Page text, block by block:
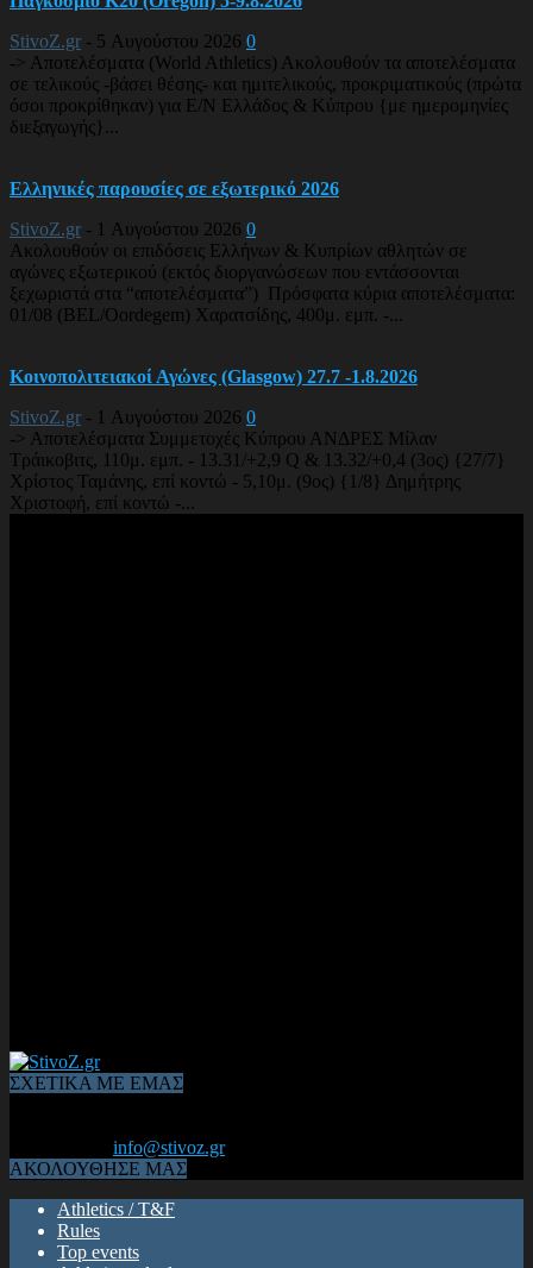
StivoZ.gr - 5 Αυγούστου 2026 0
-> Αποτελέσματα (World Athletics) Ακολουθούν τα αποτελέσματα
σε τελικούς -βάσει θέσης- και ημιτελικούς, προκριματικούς (πρώτα
όσοι προκρίθηκαν) για Ε/Ν Ελλάδος & Κύπρου {με ημερομηνίες
διεξαγωγής}...
Ελληνικές παρουσίες σε εξωτερικό 2026
StivoZ.gr - 1 Αυγούστου 2026 0
Ακολουθούν οι επιδόσεις Ελλήνων & Κυπρίων αθλητών σε
αγώνες εξωτερικού (εκτός διοργανώσεων που εντάσσονται
ξεχωριστά στα “αποτελέσματα”) Πρόσφατα κύρια αποτελέσματα:
01/08 (BEL/Oordegem) Χαρατσίδης, 400μ. εμπ. -...
Κοινοπολιτειακοί Αγώνες (Glasgow) 27.7 -1.8.2026
StivoZ.gr - 1 Αυγούστου 2026 0
-> Αποτελέσματα Συμμετοχές Κύπρου ΑΝΔΡΕΣ Μίλαν
Τράικοβιτς, 110μ. εμπ. - 13.31/+2,9 Q & 13.32/+0,4 (3ος) {27/7}
Χρίστος Ταμάνης, επί κοντώ - 5,10μ. (9ος) {1/8} Δημήτρης
Χριστοφή, επί κοντώ -...
ΣΧΕΤΙΚΑ ΜΕ ΕΜΑΣ
info@stivoz.gr
ΑΚΟΛΟΥΘΗΣΕ ΜΑΣ
Athletics / T&F
Rules
Top events